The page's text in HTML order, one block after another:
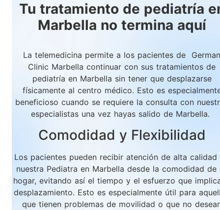
Tu tratamiento de pediatría
Marbella no termina aquí
La telemedicina permite a los pacientes de German
Clinic Marbella continuar con sus tratamientos de
pediatría en Marbella sin tener que desplazarse
físicamente al centro médico. Esto es
beneficioso cuando se requiere la consulta con
especialistas una vez hayas salido de Marbella.
Comodidad y Flexibilidad
Los pacientes pueden recibir atención de alta calidad
nuestra Pediatra en Marbella desde la comodidad de
hogar, evitando así el tiempo y el esfuerzo que
desplazamiento. Esto es especialmente útil para
que tienen problemas de movilidad o que no